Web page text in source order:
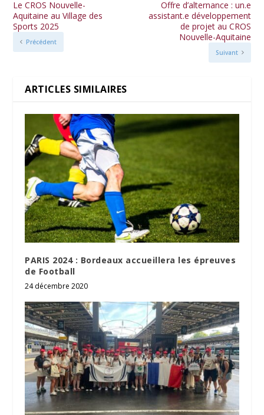
Le CROS Nouvelle-
Aquitaine au Village des
Sports 2025
Précédent
Offre d’alternance : un.e
assistant.e développement
de projet au CROS
Nouvelle-Aquitaine
Suivant
ARTICLES SIMILAIRES
PARIS 2024 : Bordeaux accueillera les épreuves
de Football
24 décembre 2020